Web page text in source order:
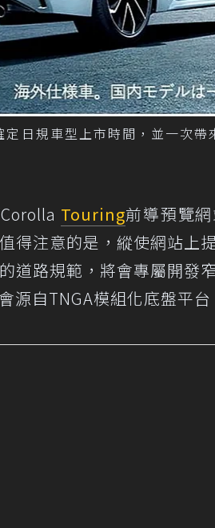
日規車型上市時間，並一次帶
Touring前導預覽
得注意的是，縱使網站上
道路規範，將會專屬開發
源自TNGA模組化底盤平台